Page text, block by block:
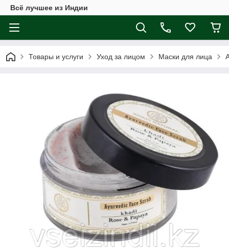
Всё лучшее из Индии
Товары и услуги Уход за лицом Маски для лица